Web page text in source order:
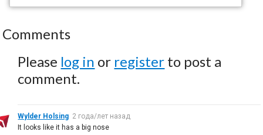
Comments
Please log in or register to post a
comment.
Wylder Holsing 2 года/лет назад
It looks like it has a big nose